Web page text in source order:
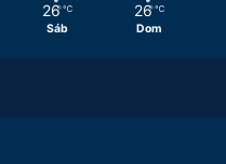
26 ℃
Sáb
26 ℃
Dom